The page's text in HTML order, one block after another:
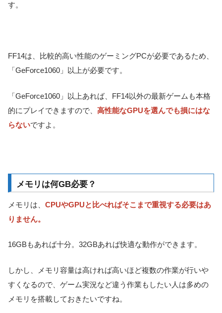
す。
FF14は、比較的高い性能のゲーミングPCが必要であるため、
「GeForce1060」以上が必要です。
「GeForce1060」以上あれば、FF14以外の最新ゲームも本格
的にプレイできますので、 高性能なGPUを選んでも損にはな
らないですよ。
メモリは何GB必要？
メモリは、 CPUやGPUと比べればそこまで重視する必要はあ
りません。
16GBもあれば十分。32GBあれば快適な動作ができます。
しかし、メモリ容量は高ければ高いほど複数の作業が行いや
すくなるので、ゲーム実況など違う作業もしたい人は多めの
メモリを搭載しておきたいですね。